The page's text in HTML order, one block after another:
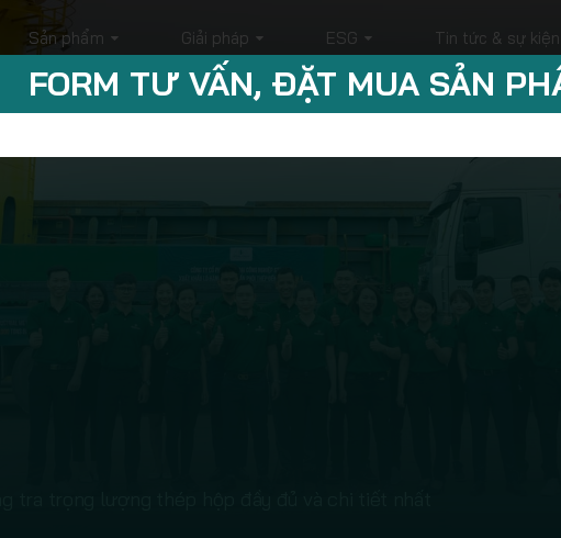
Sản phẩm Giải pháp ESG Tin tức & sự kiện
FORM TƯ VẤN, ĐẶT MUA SẢN